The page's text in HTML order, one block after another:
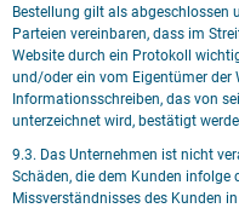
Bestellung gilt als abgeschlossen
Parteien vereinbaren, dass im
Website durch ein Protokoll
und/oder ein vom Eigentümer der
Informationsschreiben, das von
unterzeichnet wird, bestätigt
9.3. Das Unternehmen ist nicht
Schäden, die dem Kunden infolge
Missverständnisses des Kunden